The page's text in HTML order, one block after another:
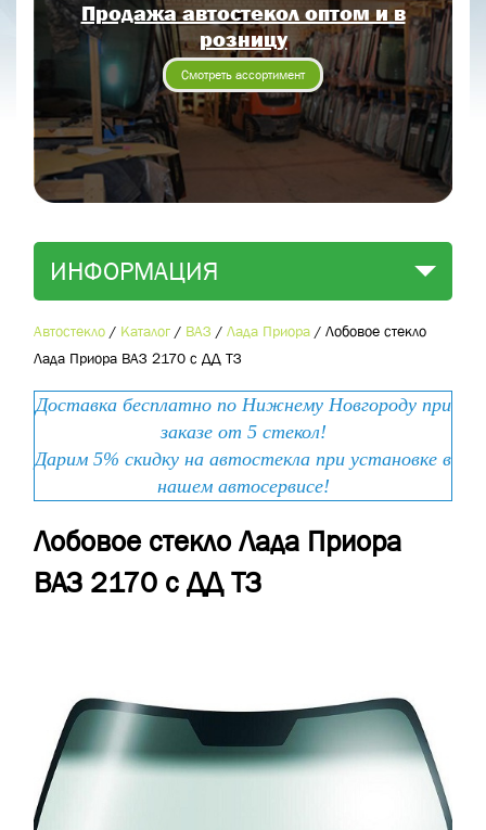
Продажа автостекол оптом и в
розницу
Смотреть ассортимент
ИНФОРМАЦИЯ
Автостекло / Каталог / ВАЗ / Лада Приора / Лобовое стекло
Лада Приора ВАЗ 2170 с ДД ТЗ
Доставка бесплатно по Нижнему Новгороду при
заказе от 5 стекол!
Дарим 5% скидку на автостекла при установке в
нашем автосервисе!
Лобовое стекло Лада Приора
ВАЗ 2170 с ДД ТЗ
Отправить
Отправить заявку